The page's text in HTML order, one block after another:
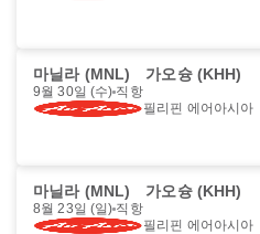
마닐라 (MNL) 가오슝 (KHH)
9월 30일 (수) 직항
필리핀 에어아시아
마닐라 (MNL) 가오슝 (KHH)
8월 23일 (일) 직항
필리핀 에어아시아